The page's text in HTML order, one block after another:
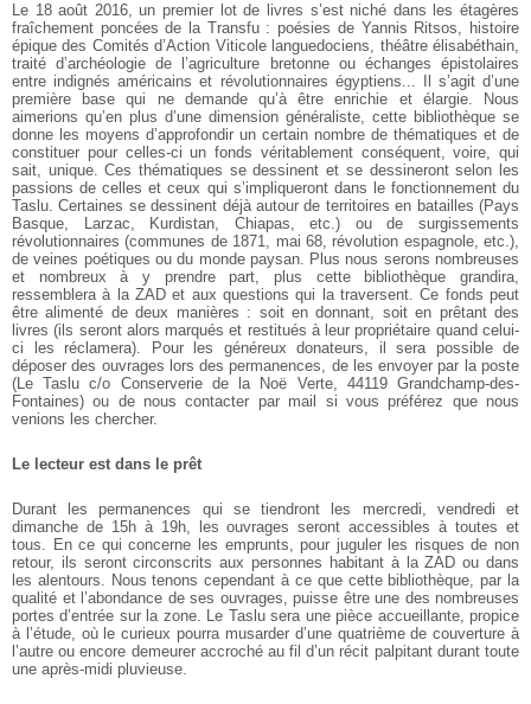
Le 18 août 2016, un premier lot de livres s’est niché dans les étagères
fraîchement poncées de la Transfu : poésies de Yannis Ritsos, histoire
épique des Comités d’Action Viticole languedociens, théâtre élisabéthain,
traité d’archéologie de l’agriculture bretonne ou échanges épistolaires
entre indignés américains et révolutionnaires égyptiens... Il s’agit d’une
première base qui ne demande qu’à être enrichie et élargie. Nous
aimerions qu’en plus d’une dimension généraliste, cette bibliothèque se
donne les moyens d’approfondir un certain nombre de thématiques et de
constituer pour celles-ci un fonds véritablement conséquent, voire, qui
sait, unique. Ces thématiques se dessinent et se dessineront selon les
passions de celles et ceux qui s’impliqueront dans le fonctionnement du
Taslu. Certaines se dessinent déjà autour de territoires en batailles (Pays
Basque, Larzac, Kurdistan, Chiapas, etc.) ou de surgissements
révolutionnaires (communes de 1871, mai 68, révolution espagnole, etc.),
de veines poétiques ou du monde paysan. Plus nous serons nombreuses
et nombreux à y prendre part, plus cette bibliothèque grandira,
ressemblera à la ZAD et aux questions qui la traversent. Ce fonds peut
être alimenté de deux manières : soit en donnant, soit en prêtant des
livres (ils seront alors marqués et restitués à leur propriétaire quand celui-
ci les réclamera). Pour les généreux donateurs, il sera possible de
déposer des ouvrages lors des permanences, de les envoyer par la poste
(Le Taslu c/o Conserverie de la Noë Verte, 44119 Grandchamp-des-
Fontaines) ou de nous contacter par mail si vous préférez que nous
venions les chercher.
Le lecteur est dans le prêt
Durant les permanences qui se tiendront les mercredi, vendredi et
dimanche de 15h à 19h, les ouvrages seront accessibles à toutes et
tous. En ce qui concerne les emprunts, pour juguler les risques de non
retour, ils seront circonscrits aux personnes habitant à la ZAD ou dans
les alentours. Nous tenons cependant à ce que cette bibliothèque, par la
qualité et l’abondance de ses ouvrages, puisse être une des nombreuses
portes d’entrée sur la zone. Le Taslu sera une pièce accueillante, propice
à l’étude, où le curieux pourra musarder d’une quatrième de couverture à
l’autre ou encore demeurer accroché au fil d’un récit palpitant durant toute
une après-midi pluvieuse.